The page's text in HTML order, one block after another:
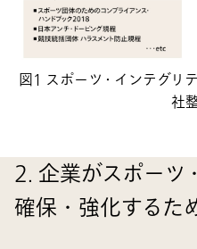
図1 スポーツ・インテグリ
社
2. 企業がスポーツ
確保・強化するた